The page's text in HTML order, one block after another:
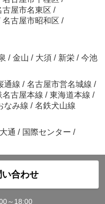
古屋市名東区 /
名古屋市昭和区 /
/ 金山 / 大須 / 新栄 / 今池
通線 / 名古屋市営名城線 /
名古屋本線 / 東海道本線 /
なみ線 / 名鉄犬山線
通 / 国際センター /
合わせ
～18:00